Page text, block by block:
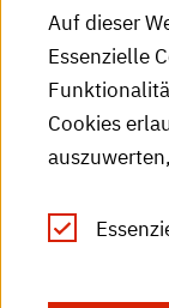
HKA-
HKA-
RSS-Feed
Leichte
Auf dieser
Essenzielle
Cookies